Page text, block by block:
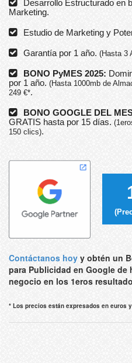
Desarrollo Estructurado en
Marketing.
Estudio de Marketing y
Garantía por 1 año. (Hasta 3
BONO PyMES 2025:
por 1 año. (Hasta 1000mb de
249 €*.
BONO GOOGLE DEL
GRATIS hasta por 15 días.
150 clics).
Contáctanos hoy y obtén un
para Publicidad en Google de
negocio en los 1eros
* Los precios están expresados en euros